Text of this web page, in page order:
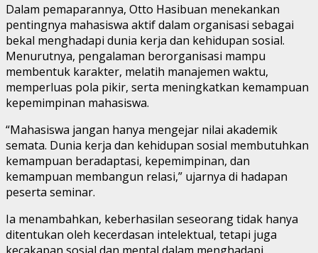
Dalam pemaparannya, Otto Hasibuan menekankan
pentingnya mahasiswa aktif dalam organisasi sebagai
bekal menghadapi dunia kerja dan kehidupan sosial.
Menurutnya, pengalaman berorganisasi mampu
membentuk karakter, melatih manajemen waktu,
memperluas pola pikir, serta meningkatkan kemampuan
kepemimpinan mahasiswa.
“Mahasiswa jangan hanya mengejar nilai akademik
semata. Dunia kerja dan kehidupan sosial membutuhkan
kemampuan beradaptasi, kepemimpinan, dan
kemampuan membangun relasi,” ujarnya di hadapan
peserta seminar.
Ia menambahkan, keberhasilan seseorang tidak hanya
ditentukan oleh kecerdasan intelektual, tetapi juga